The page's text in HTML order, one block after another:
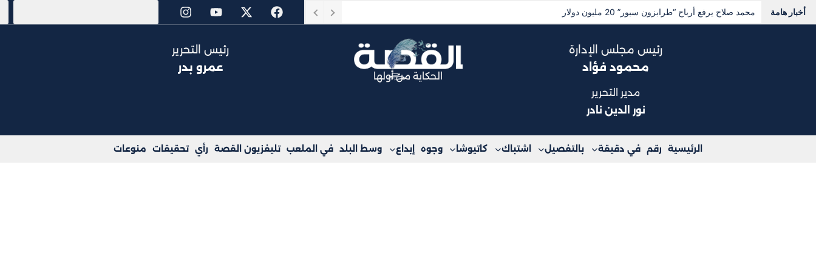
أخبار هامة محمد صلاح يرفع أرباح “طرابزون سبور” 20 مليون دولار
رئيس مجلس الإدارة
محمود فؤاد
مدير التحرير
نور الدين نادر
الحكاية من أولها
رئيس التحرير
عمرو بدر
الرئيسية رقم في دقيقة بالتفصيل اشتباك كاتيوشا وجوه إبداع وسط البلد في الملعب تليفزيون القصة رأي تحقيقات منوعات